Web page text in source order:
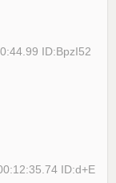
ID:BpzI52
ID:d+E